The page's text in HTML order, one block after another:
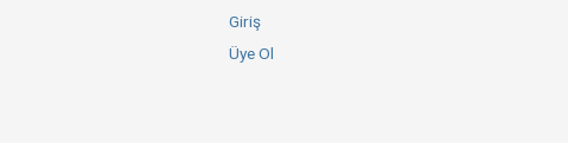
Giriş
Üye Ol